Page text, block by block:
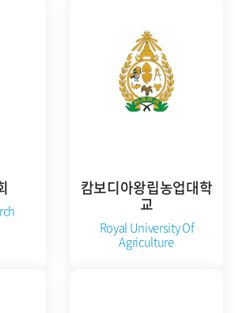
캄보디아왕립농업대학
교
Royal University Of
Agriculture